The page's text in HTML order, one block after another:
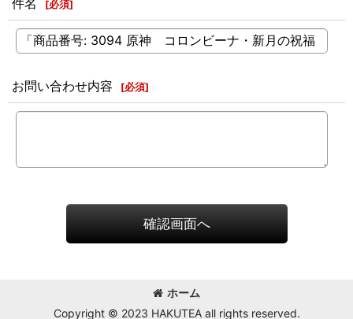
件名 [必須]
お問い合わせ内容 [必須]
確認画面へ
ホーム
Copyright © 2023 HAKUTEA all rights reserved.